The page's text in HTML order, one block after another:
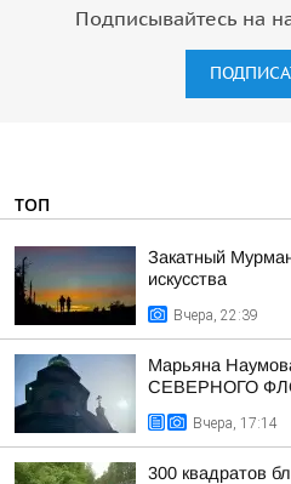
Подписывайтесь на
ТОП
Закатный
искусства
Вчера, 22:39
Марьяна
СЕВЕРНОГО
Вчера, 17:14
300 квадратов